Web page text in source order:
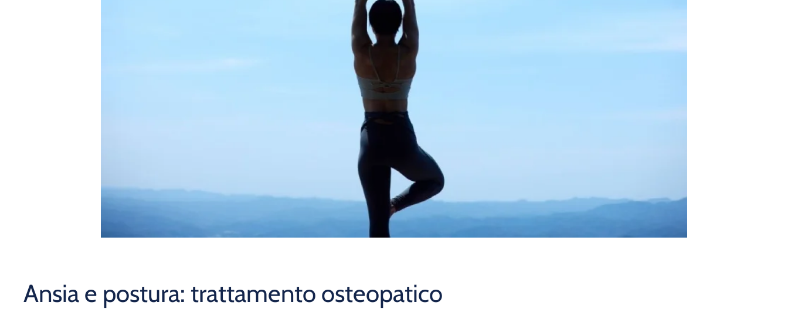
Ansia e postura: trattamento osteopatico